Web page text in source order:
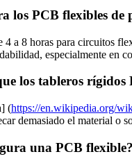
los PCB flexibles de
a 8 horas para circuitos
especialmente en
los tableros rígidos
(https://en.wikipedia.org/
demasiado el material o
una PCB flexible?